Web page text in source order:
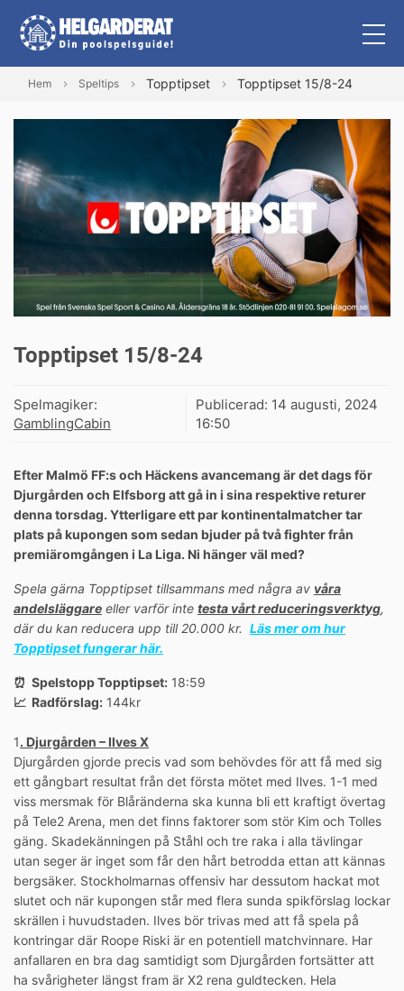
Hem Speltips Topptipset Topptipset 15/8-24
Topptipset 15/8-24
Spelmagiker:
GamblingCabin
Publicerad: 14 augusti, 2024
16:50
Efter Malmö FF:s och Häckens avancemang är det dags för
Djurgården och Elfsborg att gå in i sina respektive returer
denna torsdag. Ytterligare ett par kontinentalmatcher tar
plats på kupongen som sedan bjuder på två fighter från
premiäromgången i La Liga. Ni hänger väl med?
Spela gärna Topptipset tillsammans med några av våra
andelsläggare eller varför inte testa vårt reduceringsverktyg,
där du kan reducera upp till 20.000 kr. Läs mer om hur
Topptipset fungerar här.
⏰ Spelstopp Topptipset: 18:59
📈 Radförslag: 144kr
1. Djurgården – Ilves X
Djurgården gjorde precis vad som behövdes för att få med sig
ett gångbart resultat från det första mötet med Ilves. 1-1 med
viss mersmak för Blåränderna ska kunna bli ett kraftigt övertag
på Tele2 Arena, men det finns faktorer som stör Kim och Tolles
gäng. Skadekänningen på Ståhl och tre raka i alla tävlingar
utan seger är inget som får den hårt betrodda ettan att kännas
bergsäker. Stockholmarnas offensiv har dessutom hackat mot
slutet och när kupongen står med flera sunda spikförslag lockar
skrällen i huvudstaden. Ilves bör trivas med att få spela på
kontringar där Roope Riski är en potentiell matchvinnare. Har
anfallaren en bra dag samtidigt som Djurgården fortsätter att
ha svårigheter längst fram är X2 rena guldtecken. Hela